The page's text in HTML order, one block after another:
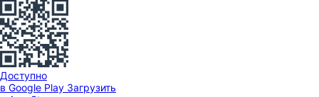
Доступно
в Google Play Загрузить